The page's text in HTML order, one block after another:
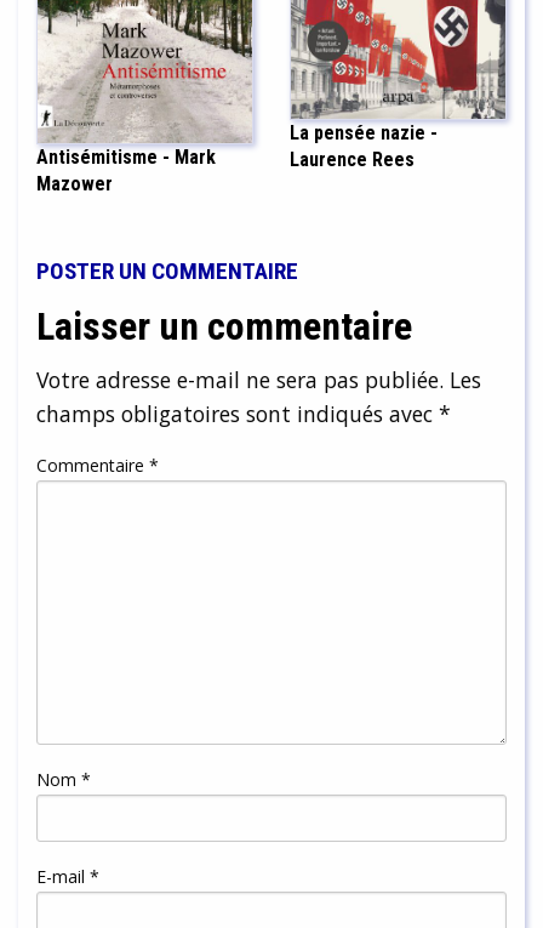
Antisémitisme - Mark
Mazower
La pensée nazie -
Laurence Rees
POSTER UN COMMENTAIRE
Laisser un commentaire
Votre adresse e-mail ne sera pas publiée. Les
champs obligatoires sont indiqués avec *
Commentaire *
Nom *
E-mail *